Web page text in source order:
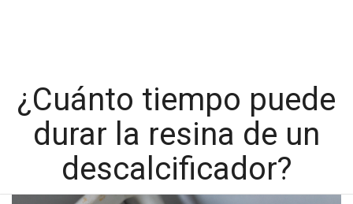
¿Cuánto tiempo puede
durar la resina de un
descalcificador?